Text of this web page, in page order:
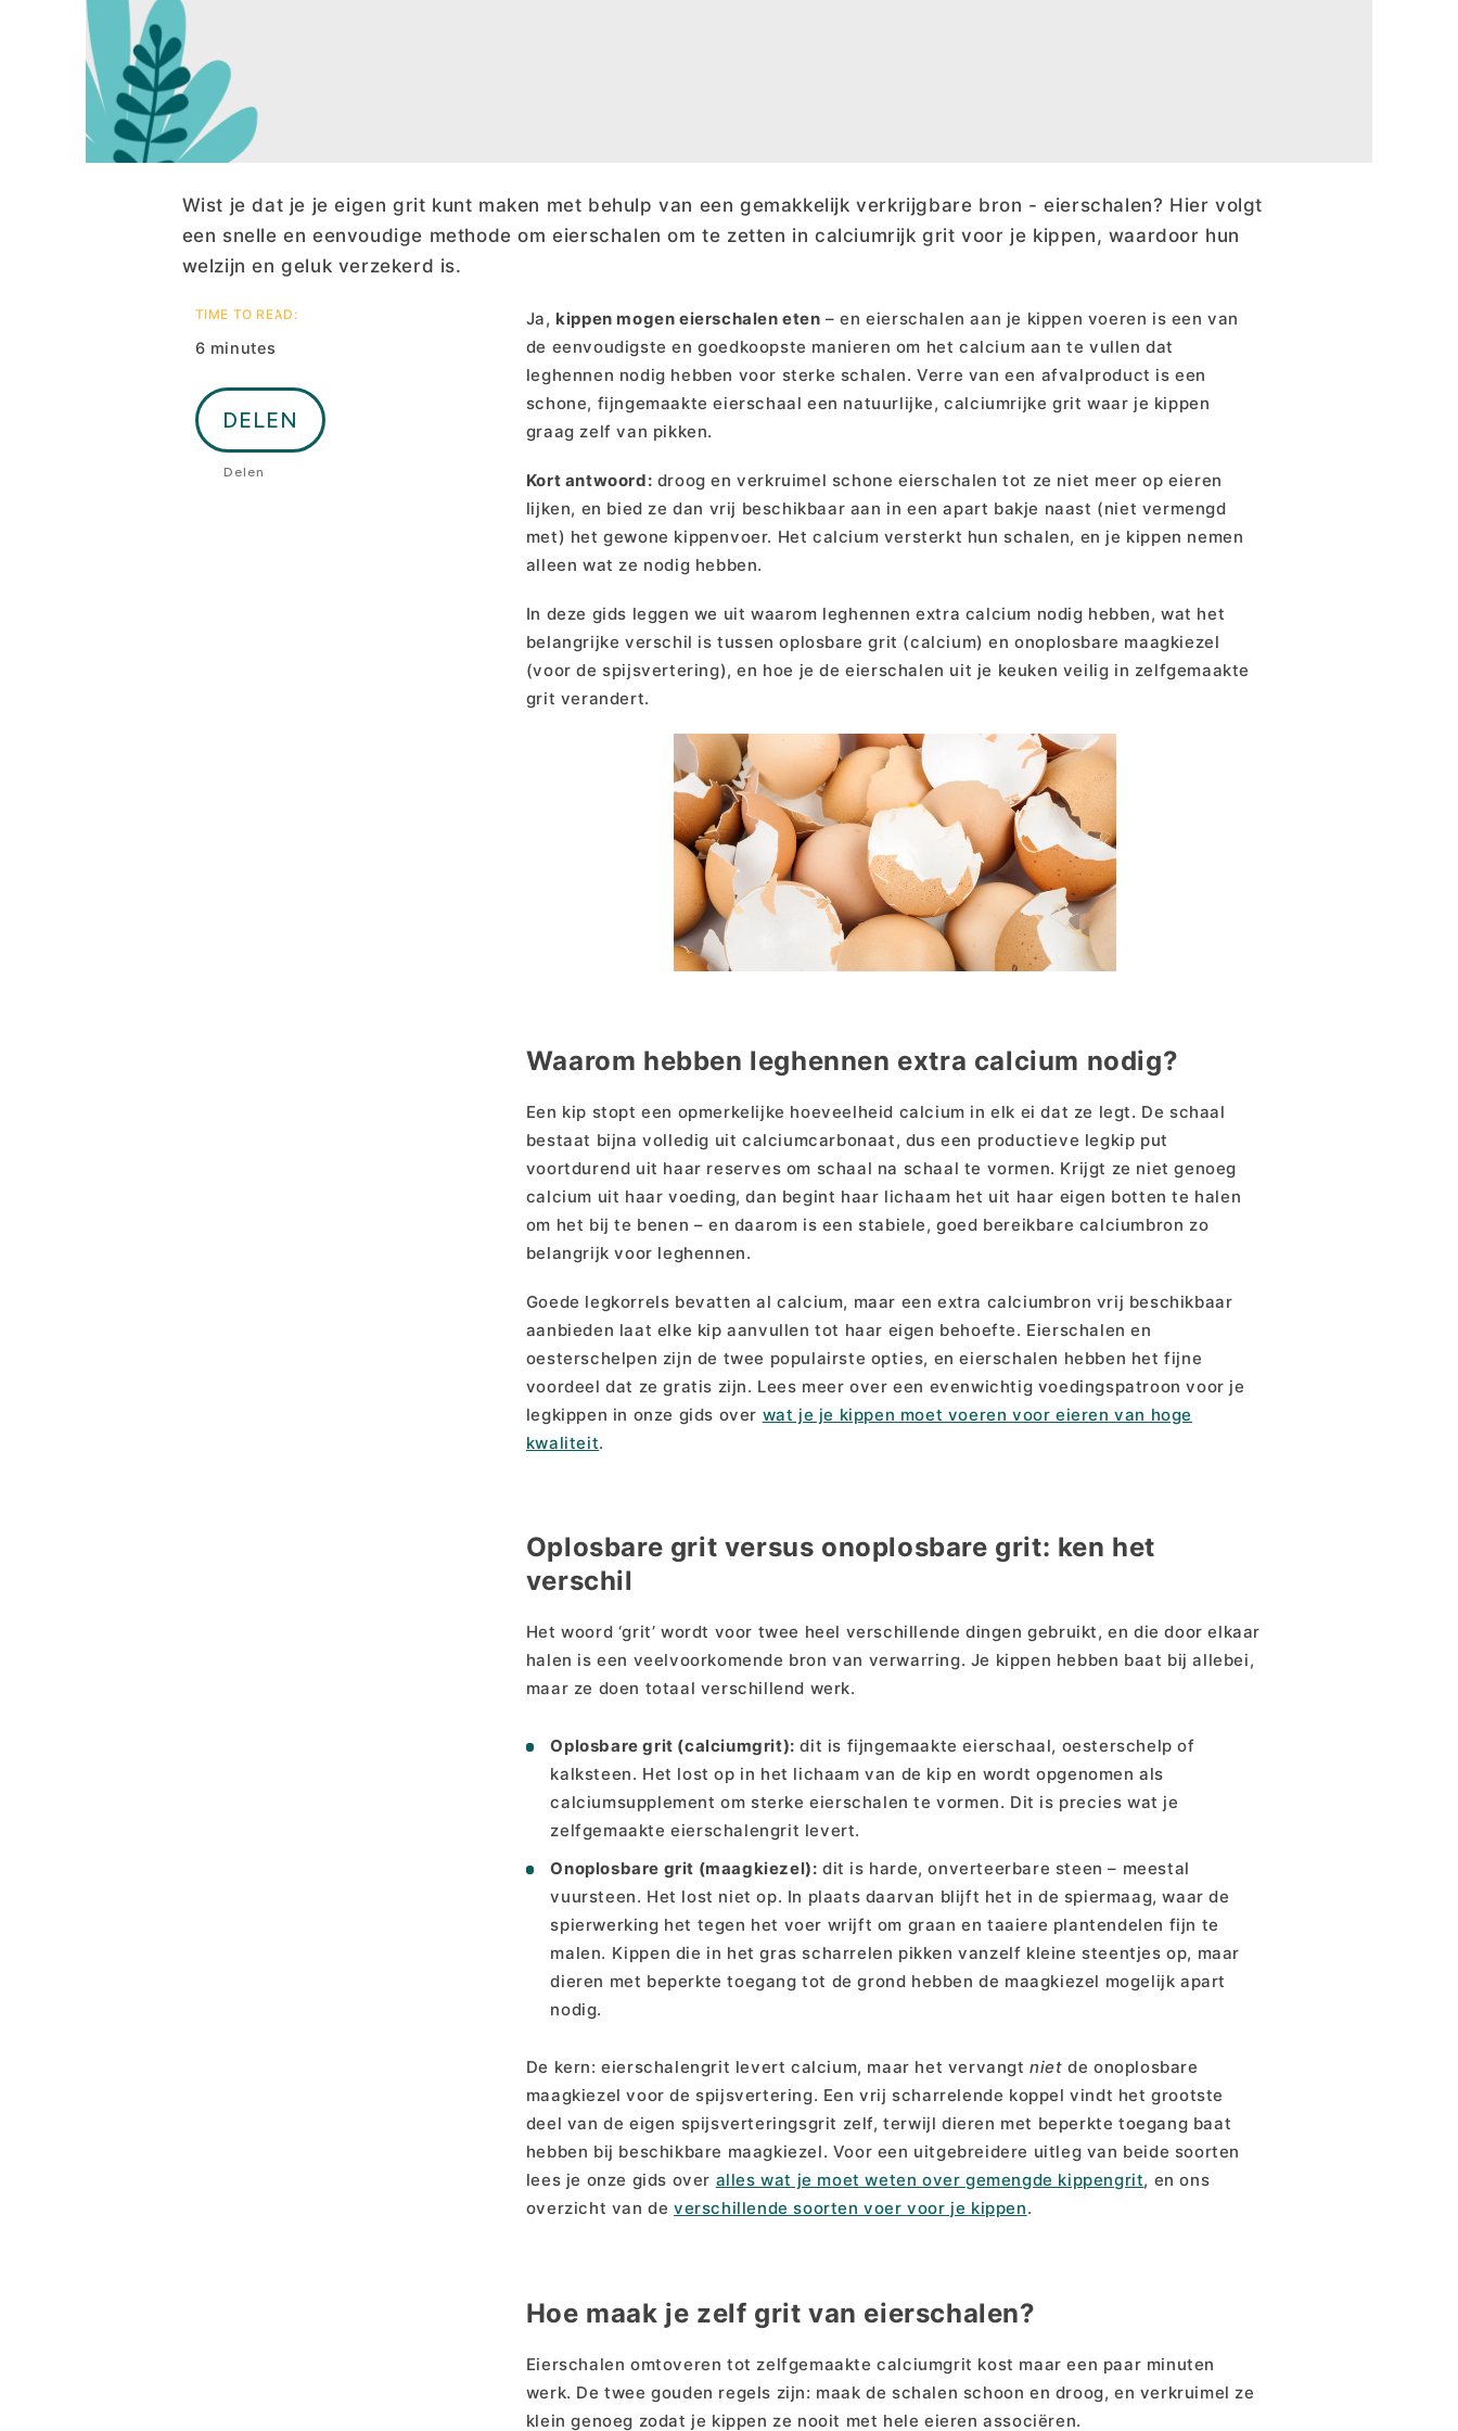
Ontworpen voor het Aspen 10 hok
Vanaf 369 €
Ren voor Aspen 6
Ontworpen voor het Aspen 6 hok
Vanaf 369 €
Nieuw
Wist je dat je je eigen grit kunt maken met behulp van een gemakkelijk verkrijgbare bron - eierschalen? Hier volgt
een snelle en eenvoudige methode om eierschalen om te zetten in calciumrijk grit voor je kippen, waardoor hun
welzijn en geluk verzekerd is.
Ja, kippen mogen eierschalen eten – en eierschalen aan je kippen voeren is een van
de eenvoudigste en goedkoopste manieren om het calcium aan te vullen dat
leghennen nodig hebben voor sterke schalen. Verre van een afvalproduct is een
schone, fijngemaakte eierschaal een natuurlijke, calciumrijke grit waar je kippen
graag zelf van pikken.
Kort antwoord: droog en verkruimel schone eierschalen tot ze niet meer op eieren
lijken, en bied ze dan vrij beschikbaar aan in een apart bakje naast (niet vermengd
met) het gewone kippenvoer. Het calcium versterkt hun schalen, en je kippen nemen
alleen wat ze nodig hebben.
In deze gids leggen we uit waarom leghennen extra calcium nodig hebben, wat het
belangrijke verschil is tussen oplosbare grit (calcium) en onoplosbare maagkiezel
(voor de spijsvertering), en hoe je de eierschalen uit je keuken veilig in zelfgemaakte
grit verandert.
Waarom hebben leghennen extra calcium nodig?
Een kip stopt een opmerkelijke hoeveelheid calcium in elk ei dat ze legt. De schaal
bestaat bijna volledig uit calciumcarbonaat, dus een productieve legkip put
voortdurend uit haar reserves om schaal na schaal te vormen. Krijgt ze niet genoeg
calcium uit haar voeding, dan begint haar lichaam het uit haar eigen botten te halen
om het bij te benen – en daarom is een stabiele, goed bereikbare calciumbron zo
belangrijk voor leghennen.
Goede legkorrels bevatten al calcium, maar een extra calciumbron vrij beschikbaar
aanbieden laat elke kip aanvullen tot haar eigen behoefte. Eierschalen en
oesterschelpen zijn de twee populairste opties, en eierschalen hebben het fijne
voordeel dat ze gratis zijn. Lees meer over een evenwichtig voedingspatroon voor je
legkippen in onze gids over wat je je kippen moet voeren voor eieren van hoge
kwaliteit.
Oplosbare grit versus onoplosbare grit: ken het
verschil
Het woord ‘grit’ wordt voor twee heel verschillende dingen gebruikt, en die door elkaar
halen is een veelvoorkomende bron van verwarring. Je kippen hebben baat bij allebei,
maar ze doen totaal verschillend werk.
Oplosbare grit (calciumgrit): dit is fijngemaakte eierschaal, oesterschelp of
kalksteen. Het lost op in het lichaam van de kip en wordt opgenomen als
calciumsupplement om sterke eierschalen te vormen. Dit is precies wat je
zelfgemaakte eierschalengrit levert.
Onoplosbare grit (maagkiezel): dit is harde, onverteerbare steen – meestal
vuursteen. Het lost niet op. In plaats daarvan blijft het in de spiermaag, waar de
spierwerking het tegen het voer wrijft om graan en taaiere plantendelen fijn te
malen. Kippen die in het gras scharrelen pikken vanzelf kleine steentjes op, maar
dieren met beperkte toegang tot de grond hebben de maagkiezel mogelijk apart
nodig.
De kern: eierschalengrit levert calcium, maar het vervangtniet de onoplosbare
maagkiezel voor de spijsvertering. Een vrij scharrelende koppel vindt het grootste
deel van de eigen spijsverteringsgrit zelf, terwijl dieren met beperkte toegang baat
hebben bij beschikbare maagkiezel. Voor een uitgebreidere uitleg van beide soorten
lees je onze gids over alles wat je moet weten over gemengde kippengrit, en ons
overzicht van deverschillende soorten voer voor je kippen.
Hoe maak je zelf grit van eierschalen?
Eierschalen omtoveren tot zelfgemaakte calciumgrit kost maar een paar minuten
werk. De twee gouden regels zijn: maak de schalen schoon en droog, en verkruimel ze
klein genoeg zodat je kippen ze nooit met hele eieren associëren.
TIME TO READ:
6 minutes
DELEN
Delen